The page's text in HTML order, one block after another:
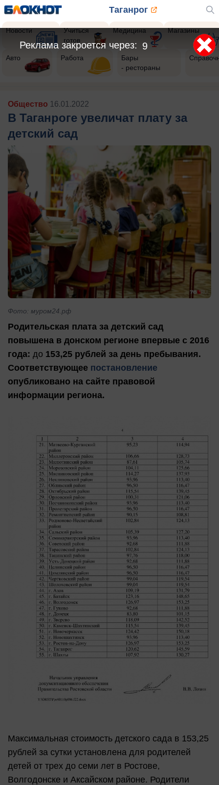
Таганрог
Новости
Учиться
готов
Медицина Магазины
Авто Работа
Бары
- рестораны
Общество 16.01.2022
В Таганроге увеличат плату за
детский сад
Фото: муром24.рф
Родительская плата за детский сад
повышена в донском регионе впервые с 2016
года: до 153,25 рублей за день пребывания.
Соответствующее постановление
опубликовано на сайте правовой
информации региона.
Максимальная стоимость детского сада в 153,25
рублей за сутки установлена для родителей
детей от трех до семи лет в Ростове,
Волгодонске и Аксайском районе. Родители
6
Реклама закроется через: